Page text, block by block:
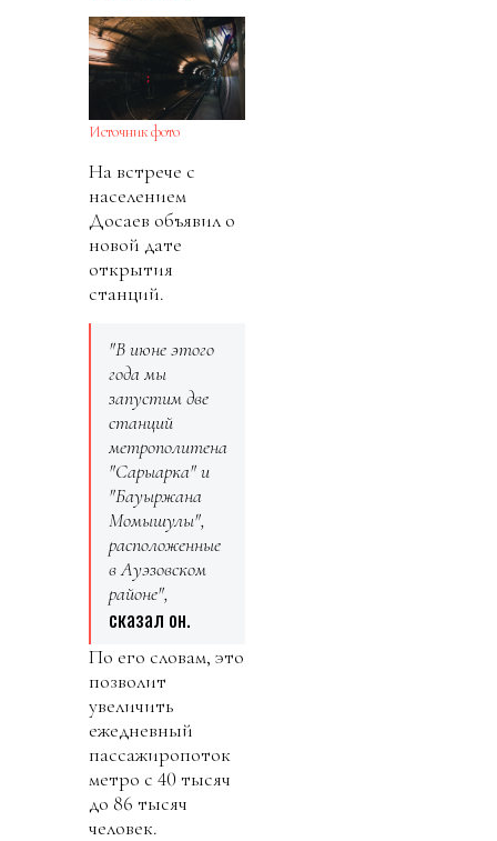
Источник фото
На встрече с
населением
Досаев объявил о
новой дате
открытия
станций.
"В июне этого
года мы
запустим две
станций
метрополитена
"Сарыарка" и
"Бауыржана
Момышулы",
расположенные
в Ауэзовском
районе",
сказал он.
По его словам, это
позволит
увеличить
ежедневный
пассажиропоток
метро с 40 тысяч
до 86 тысяч
человек.